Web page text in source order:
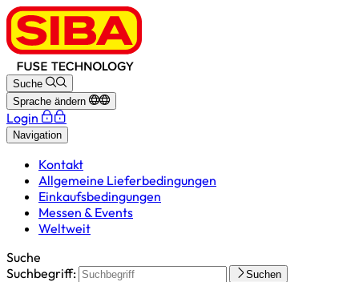
Suche
Sprache ändern
Login
Navigation
Kontakt
Allgemeine Lieferbedingungen
Einkaufsbedingungen
Messen & Events
Weltweit
Suche
Suchbegriff:
Suchen